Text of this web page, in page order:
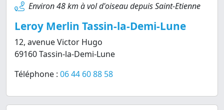
Environ 48 km à vol d'oiseau depuis Saint-Etienne
Leroy Merlin Tassin-la-Demi-Lune
12, avenue Victor Hugo
69160 Tassin-la-Demi-Lune
Téléphone : 06 44 60 88 58